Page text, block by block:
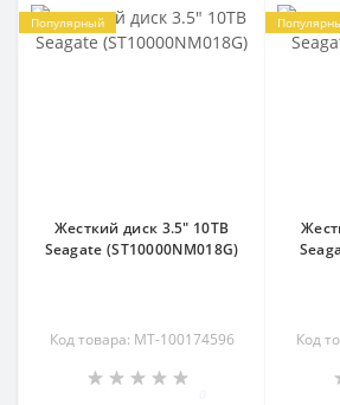
Популярный
Жесткий диск 3.5" 10TB
Seagate (ST10000NM018G)
Код товара: MT-100174596 Код